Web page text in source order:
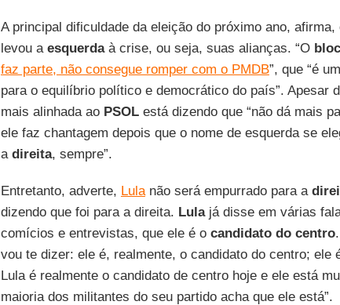
A principal dificuldade da eleição do próximo ano, afirma,
levou a esquerdaà crise, ou seja, suas alianças. “O
faz parte, não consegue romper com o PMDB”, que “é
para o equilíbrio político e democrático do país”. Apesar
mais alinhada ao PSOLestá dizendo que “não dá mais
ele faz chantagem depois que o nome de esquerda se
a direita, sempre”.
Entretanto, adverte, Lulanão será empurrado para a
dizendo que foi para a direita. Lulajá disse em várias
comícios e entrevistas, que ele é o candidato do centro
vou te dizer: ele é, realmente, o candidato do centro; ele
Lula é realmente o candidato de centro hoje e ele está
maioria dos militantes do seu partido acha que ele está”.